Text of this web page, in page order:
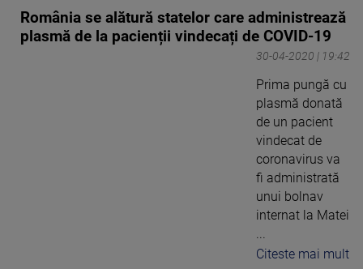
România se alătură statelor care administrează
plasmă de la pacienții vindecați de COVID-19
30-04-2020 | 19:42
Prima pungă cu
plasmă donată
de un pacient
vindecat de
coronavirus va
fi administrată
unui bolnav
internat la Matei
...
Citeste mai mult